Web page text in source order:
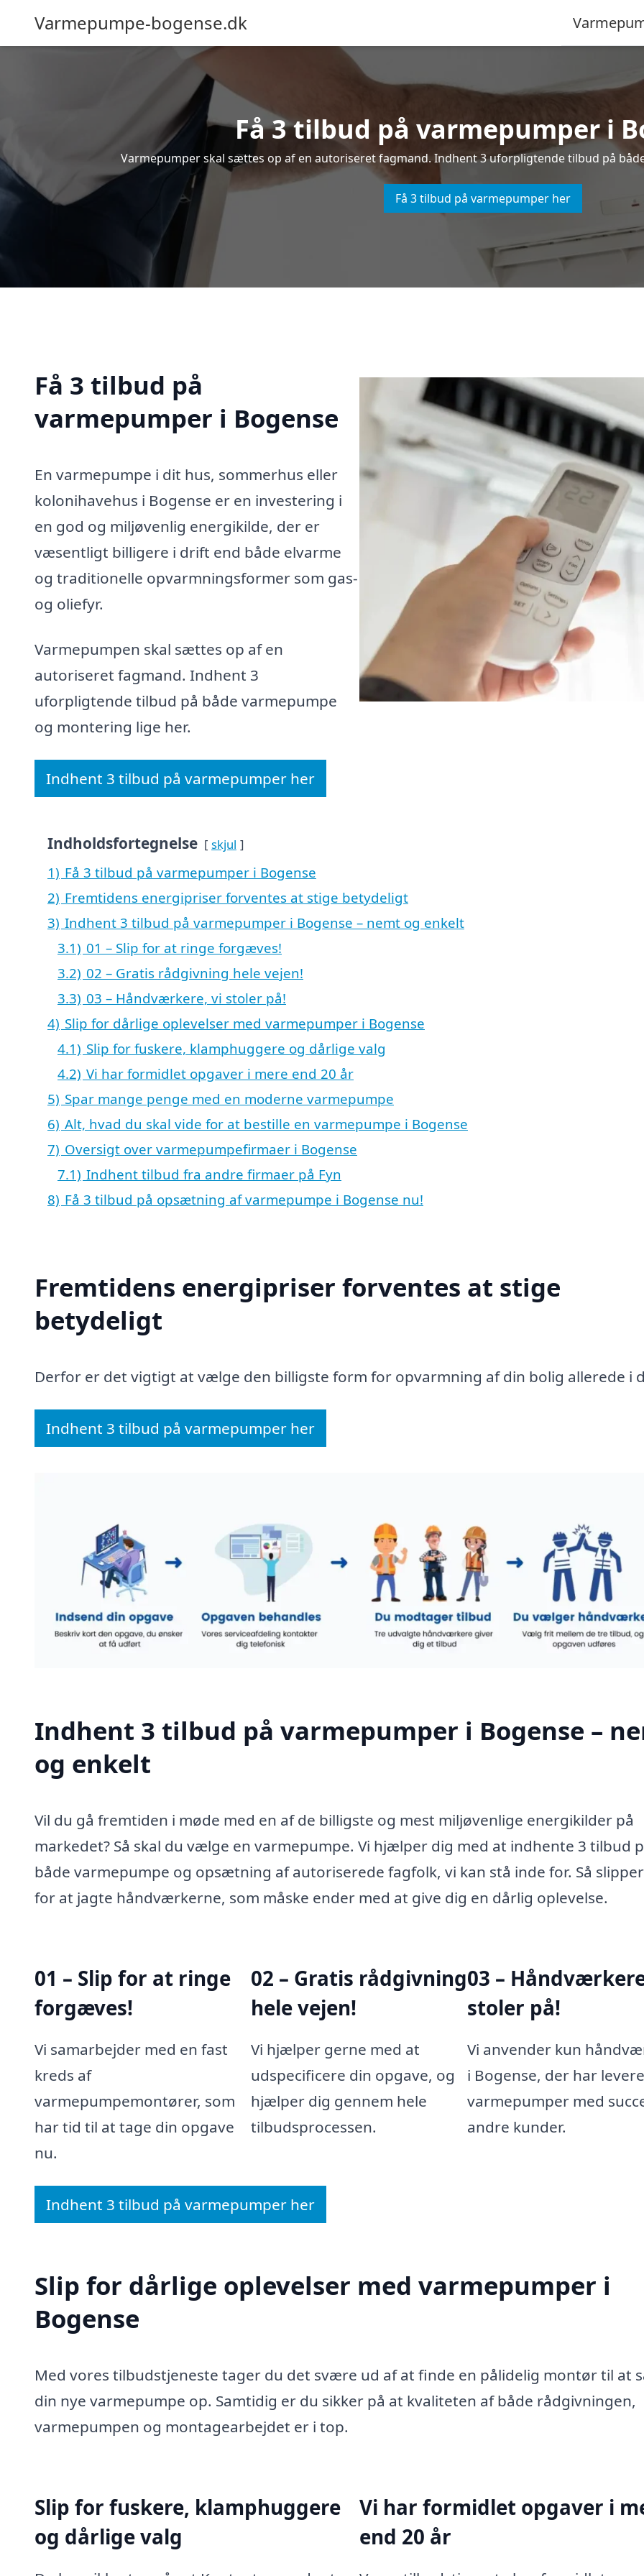
Varmepumpe-bogense.dk
Få 3 tilbud på varmepumper i
Varmepumper skal sættes op af en autoriseret fagmand. Indhent 3 uforpligtende tilbud på
Få 3 tilbud på varmepumper her
Få 3 tilbud på
varmepumper i Bogense
En varmepumpe i dit hus, sommerhus eller
kolonihavehus i Bogense er en investering i
en god og miljøvenlig energikilde, der er
væsentligt billigere i drift end både elvarme
og traditionelle opvarmningsformer som gas-
og oliefyr.
Varmepumpen skal sættes op af en
autoriseret fagmand. Indhent 3
uforpligtende tilbud på både varmepumpe
og montering lige her.
Indhent 3 tilbud på varmepumper her
Indholdsfortegnelse skjul
1) Få 3 tilbud på varmepumper i Bogense
2) Fremtidens energipriser forventes at stige betydeligt
3) Indhent 3 tilbud på varmepumper i Bogense – nemt og enkelt
3.1) 01 – Slip for at ringe forgæves!
3.2) 02 – Gratis rådgivning hele vejen!
3.3) 03 – Håndværkere, vi stoler på!
4) Slip for dårlige oplevelser med varmepumper i Bogense
4.1) Slip for fuskere, klamphuggere og dårlige valg
4.2) Vi har formidlet opgaver i mere end 20 år
5) Spar mange penge med en moderne varmepumpe
6) Alt, hvad du skal vide for at bestille en varmepumpe i Bogense
7) Oversigt over varmepumpefirmaer i Bogense
7.1) Indhent tilbud fra andre firmaer på Fyn
8) Få 3 tilbud på opsætning af varmepumpe i Bogense nu!
Fremtidens energipriser forventes at stige
betydeligt
Derfor er det vigtigt at vælge den billigste form for opvarmning af din bolig allerede i
Indhent 3 tilbud på varmepumper her
Indhent 3 tilbud på varmepumper i Bogense –
og enkelt
Vil du gå fremtiden i møde med en af de billigste og mest miljøvenlige energikilder på
markedet? Så skal du vælge en varmepumpe. Vi hjælper dig med at indhente 3 tilbud
både varmepumpe og opsætning af autoriserede fagfolk, vi kan stå inde for. Så
for at jagte håndværkerne, som måske ender med at give dig en dårlig oplevelse.
01 – Slip for at ringe
forgæves!
Vi samarbejder med en fast
kreds af
varmepumpemontører, som
har tid til at tage din opgave
nu.
02 – Gratis rådgivning
hele vejen!
Vi hjælper gerne med at
udspecificere din opgave, og
hjælper dig gennem hele
tilbudsprocessen.
03 –
stoler på!
Vi anvender kun
i Bogense, der har
varmepumper med
andre kunder.
Indhent 3 tilbud på varmepumper her
Slip for dårlige oplevelser med varmepumper i
Bogense
Med vores tilbudstjeneste tager du det svære ud af at finde en pålidelig montør til at
din nye varmepumpe op. Samtidig er du sikker på at kvaliteten af både rådgivningen,
varmepumpen og montagearbejdet er i top.
Slip for fuskere, klamphuggere
og dårlige valg
Vi har formidlet opgaver i
end 20 år